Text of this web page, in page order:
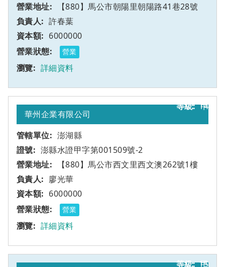
【880】馬公市朝陽里朝陽路41巷28號
許春葉
6000000
營業
詳細資料
14
華州企業有限公司
澎湖縣
澎縣水證甲字第001509號-2
【880】馬公市西文里西文澳262號1樓
甲
廖光華
6000000
營業
詳細資料
15
甲